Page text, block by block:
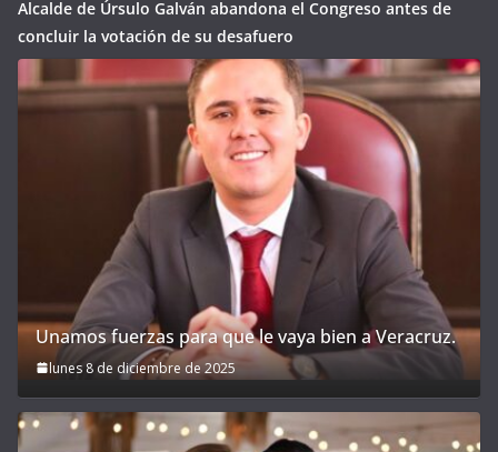
Alcalde de Úrsulo Galván abandona el Congreso antes de
concluir la votación de su desafuero
Unamos fuerzas para que le vaya bien a Veracruz.
lunes 8 de diciembre de 2025